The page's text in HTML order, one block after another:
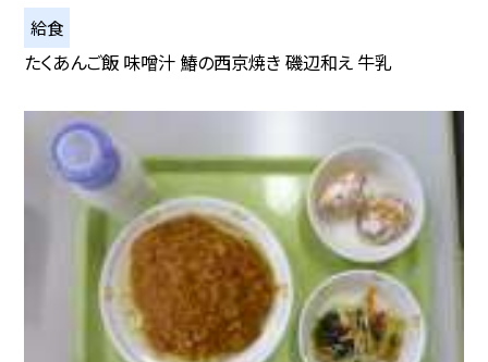
給食
たくあんご飯 味噌汁 鰆の西京焼き 磯辺和え 牛乳